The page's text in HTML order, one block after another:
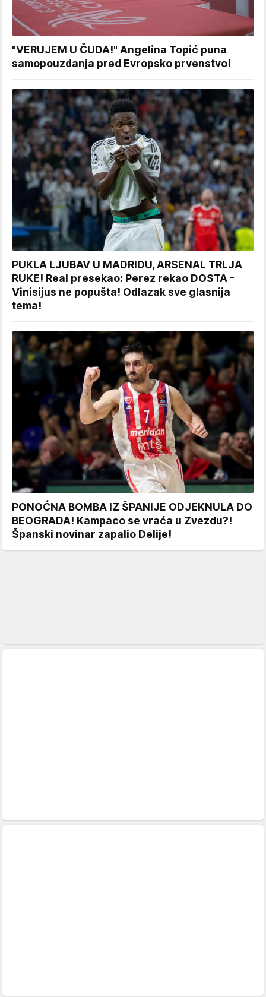
"VERUJEM U ČUDA!" Angelina Topić puna
samopouzdanja pred Evropsko prvenstvo!
PUKLA LJUBAV U MADRIDU, ARSENAL TRLJA
RUKE! Real presekao: Perez rekao DOSTA -
Vinisijus ne popušta! Odlazak sve glasnija
tema!
PONOĆNA BOMBA IZ ŠPANIJE ODJEKNULA DO
BEOGRADA! Kampaco se vraća u Zvezdu?!
Španski novinar zapalio Delije!